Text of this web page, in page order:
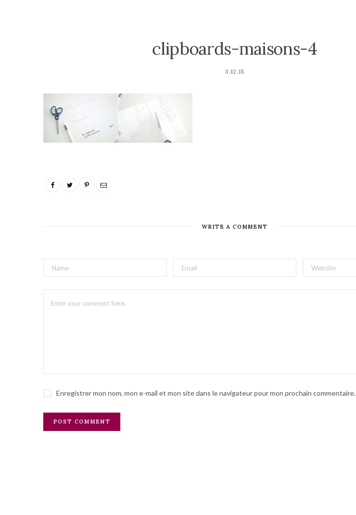
clipboards-maisons-4
3.12.15
WRITE A COMMENT
Enregistrer mon nom, mon e-mail et mon site dans le navigateur pour mon prochain commentaire.